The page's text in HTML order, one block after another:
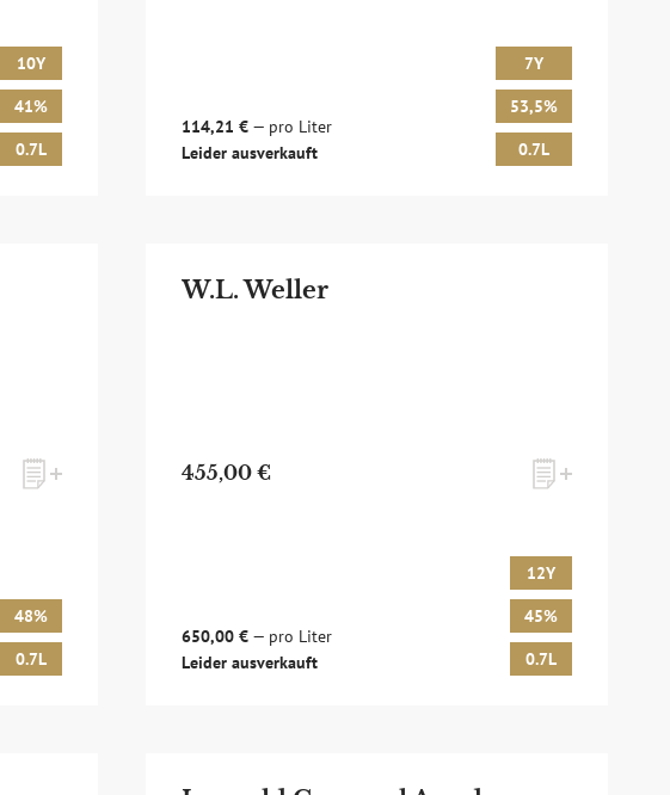
10Y
41%
0.7L
114,21 € — pro Liter
Leider ausverkauft
7Y
53,5%
0.7L
48%
0.7L
W.L. Weller
455,00 €
650,00 € — pro Liter
Leider ausverkauft
12Y
45%
0.7L